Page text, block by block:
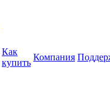
Как
купить
Компания